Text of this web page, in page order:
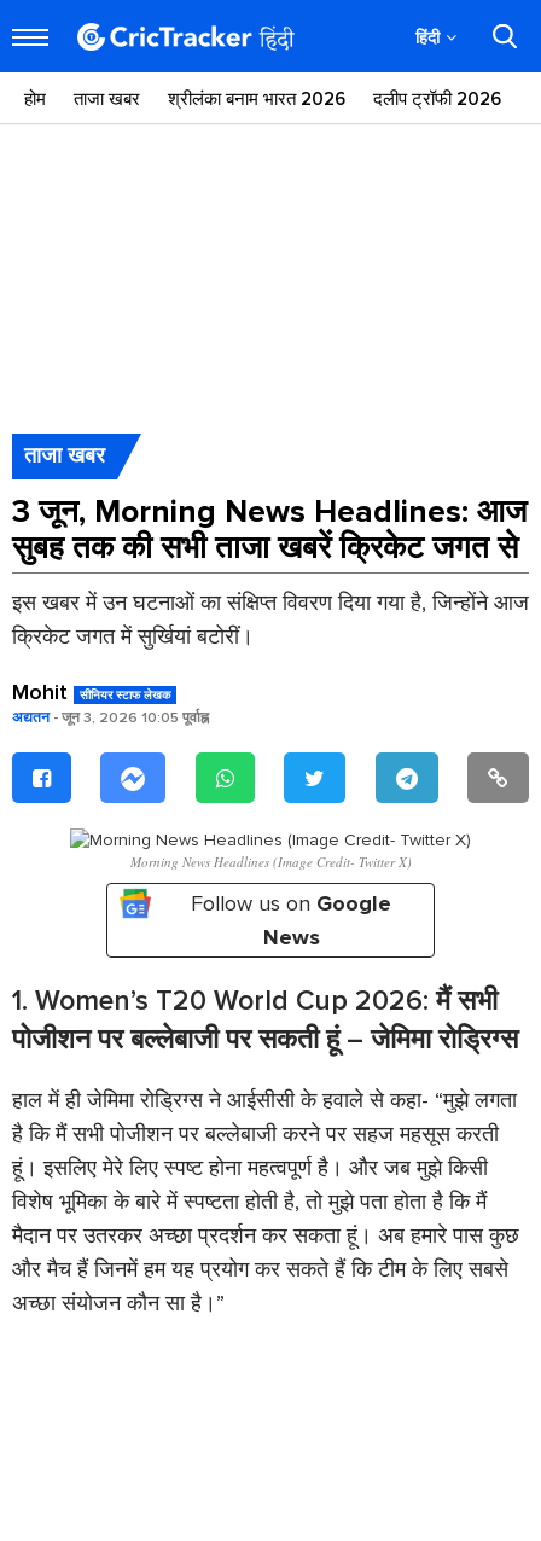
हिंदी
होम ताजा खबर श्रीलंका बनाम भारत 2026 दलीप ट्रॉफी 2026
ताजा खबर
3 जून, Morning News Headlines: आज
सुबह तक की सभी ताजा खबरें क्रिकेट जगत से
इस खबर में उन घटनाओं का संक्षिप्त विवरण दिया गया है, जिन्होंने आज
क्रिकेट जगत में सुर्खियां बटोरीं।
Mohit सीनियर स्टाफ लेखक
अद्यतन- जून 3, 2026 10:05 पूर्वाह्न
Morning News Headlines (Image Credit- Twitter X)
Follow us on Google
News
1. Women’s T20 World Cup 2026: मैं सभी
पोजीशन पर बल्लेबाजी पर सकती हूं – जेमिमा रोड्रिग्स
हाल में ही जेमिमा रोड्रिग्स ने आईसीसी के हवाले से कहा- “मुझे लगता
है कि मैं सभी पोजीशन पर बल्लेबाजी करने पर सहज महसूस करती
हूं। इसलिए मेरे लिए स्पष्ट होना महत्वपूर्ण है। और जब मुझे किसी
विशेष भूमिका के बारे में स्पष्टता होती है, तो मुझे पता होता है कि मैं
मैदान पर उतरकर अच्छा प्रदर्शन कर सकता हूं। अब हमारे पास कुछ
और मैच हैं जिनमें हम यह प्रयोग कर सकते हैं कि टीम के लिए सबसे
अच्छा संयोजन कौन सा है।”